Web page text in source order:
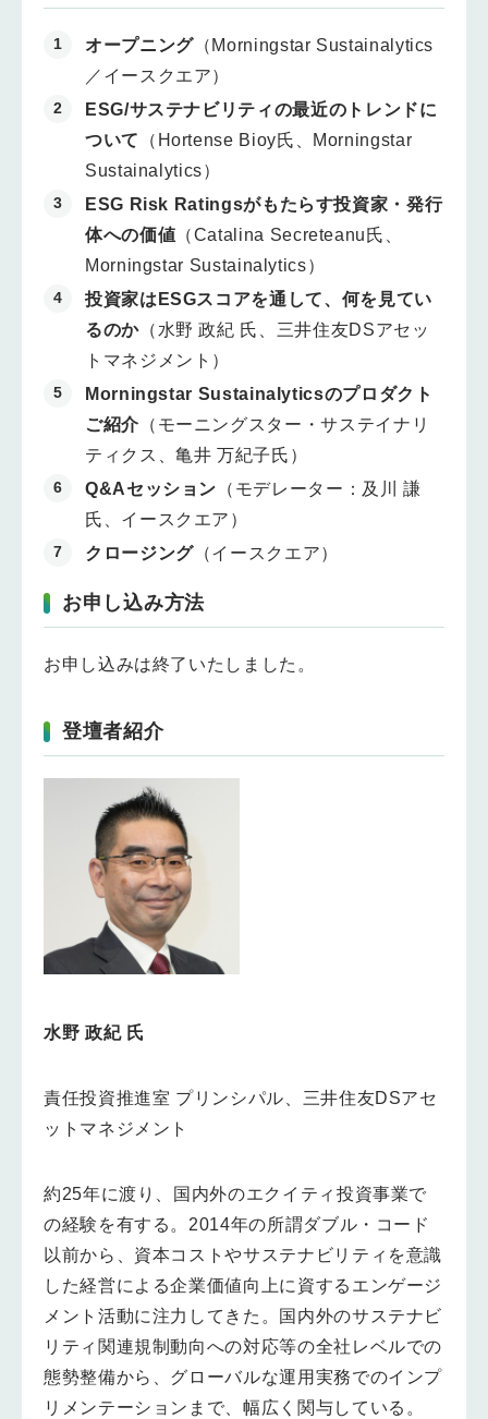
オープニング（Morningstar Sustainalytics
／イースクエア）
ESG/サステナビリティの最近のトレンドに
ついて
（Hortense Bioy氏、Morningstar
Sustainalytics）
ESG Risk Ratingsがもたらす投資家・発行
体への価値 （Catalina Secreteanu氏、
Morningstar Sustainalytics）
投資家はESGスコアを通して、何を見てい
るのか（水野 政紀 氏、三井住友DSアセッ
トマネジメント）
Morningstar Sustainalyticsのプロダクト
ご紹介 （モーニングスター・サステイナリ
ティクス、亀井 万紀子氏）
Q&Aセッション （モデレーター：及川 謙
氏、イースクエア）
クロージング（イースクエア）
お申し込み方法
お申し込みは終了いたしました。
登壇者紹介
水野 政紀 氏
責任投資推進室 プリンシパル、三井住友DSアセ
ットマネジメント
約25年に渡り、国内外のエクイティ投資事業で
の経験を有する。2014年の所謂ダブル・コード
以前から、資本コストやサステナビリティを意識
した経営による企業価値向上に資するエンゲージ
メント活動に注力してきた。国内外のサステナビ
リティ関連規制動向への対応等の全社レベルでの
態勢整備から、グローバルな運用実務でのインプ
リメンテーションまで、幅広く関与している。